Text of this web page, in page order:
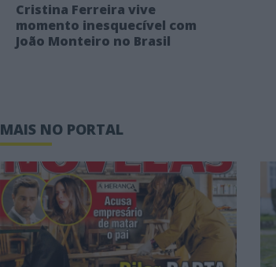
Cristina Ferreira vive
momento inesquecível com
João Monteiro no Brasil
MAIS NO PORTAL